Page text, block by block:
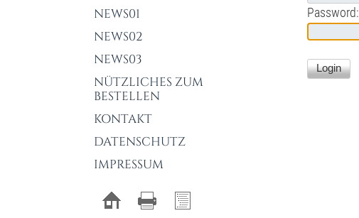
Password:
NEWS01
NEWS02
NEWS03
NÜTZLICHES ZUM
BESTELLEN
KONTAKT
DATENSCHUTZ
IMPRESSUM